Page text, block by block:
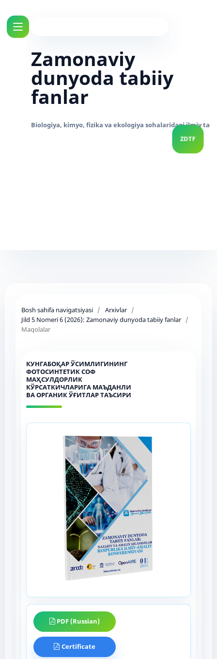
Zamonaviy
dunyoda tabiiy
fanlar
Bosh sahifa navigatsiyasi / Arxivlar /
Jild 5 Nomeri 6 (2026): Zamonaviy dunyoda tabiiy fanlar /
Maqolalar
КУНГАБОҚАР ЎСИМЛИГИНИНГ
ФОТОСИНТЕТИК СОФ
МАҲСУЛДОРЛИК
КЎРСАТКИЧЛАРИГА МАЪДАНЛИ
ВА ОРГАНИК ЎҒИТЛАР ТАЪСИРИ
PDF (Russian)
Certificate